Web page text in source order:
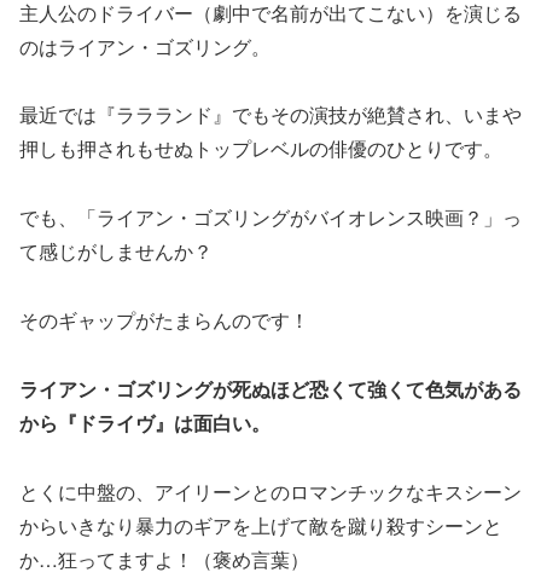
主人公のドライバー（劇中で名前が出てこない）を演じる
のはライアン・ゴズリング。
最近では『ララランド』でもその演技が絶賛され、いまや
押しも押されもせぬトップレベルの俳優のひとりです。
でも、「ライアン・ゴズリングがバイオレンス映画？」っ
て感じがしませんか？
そのギャップがたまらんのです！
ライアン・ゴズリングが死ぬほど恐くて強くて色気がある
から『ドライヴ』は面白い。
とくに中盤の、アイリーンとのロマンチックなキスシーン
からいきなり暴力のギアを上げて敵を蹴り殺すシーンと
か…狂ってますよ！（褒め言葉）